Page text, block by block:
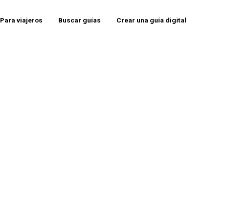
Para viajeros Buscar guías Crear una guía digital